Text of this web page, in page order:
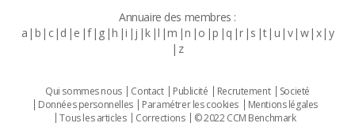
Annuaire des membres :
a b c d e f g h i j k l m n o p q r s t u v w x y
z
Qui sommes nous Contact Publicité Recrutement
Societé
Données personnelles
Paramétrer les cookies
Mentions légales
Tous les articles
Corrections © 2022 CCM Benchmark